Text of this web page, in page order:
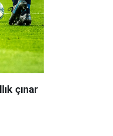
çınar